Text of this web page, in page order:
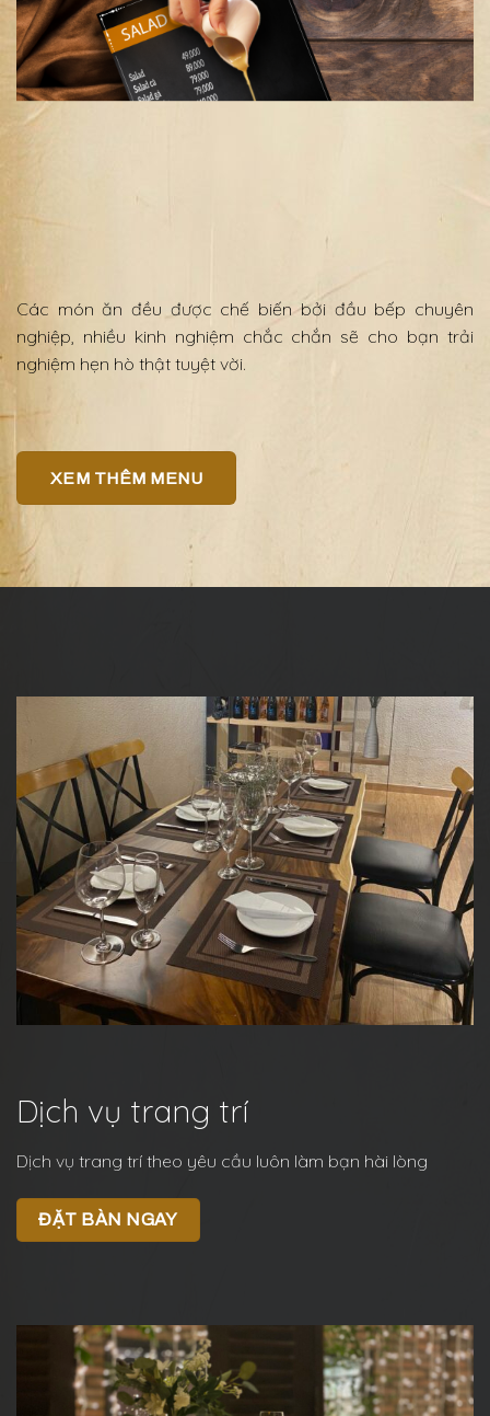
Các món ăn đều được chế biến bởi đầu bếp chuyên
nghiệp, nhiều kinh nghiệm chắc chắn sẽ cho bạn trải
nghiệm hẹn hò thật tuyệt vời.
XEM THÊM MENU
Dịch vụ trang trí
Dịch vụ trang trí theo yêu cầu luôn làm bạn hài lòng
ĐẶT BÀN NGAY